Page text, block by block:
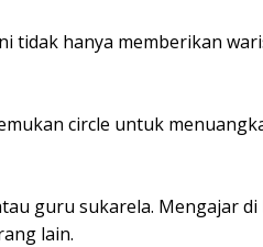
tidak hanya memberikan
circle untuk
guru sukarela. Mengajar
lain.